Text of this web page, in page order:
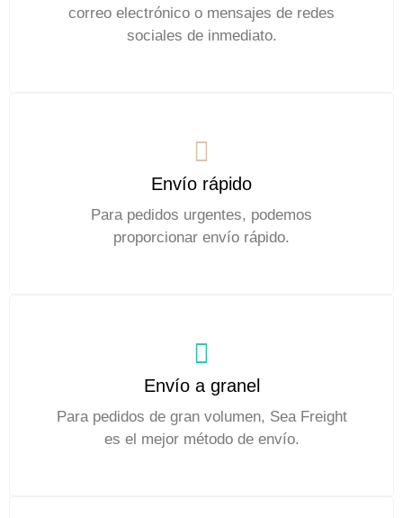
correo electrónico o mensajes de redes
sociales de inmediato.
Envío rápido
Para pedidos urgentes, podemos
proporcionar envío rápido.
Envío a granel
Para pedidos de gran volumen, Sea Freight
es el mejor método de envío.